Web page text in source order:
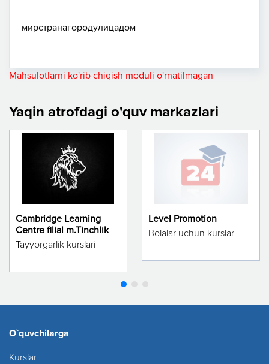
мирстранагородулицадом
Mahsulotlarni ko'rib chiqish moduli o'rnatilmagan
Yaqin atrofdagi o'quv markazlari
Cambridge Learning
Centre filial m.Tinchlik
Tayyorgarlik kurslari
Level Promotion
Bolalar uchun kurslar
O`quvchilarga
Kurslar